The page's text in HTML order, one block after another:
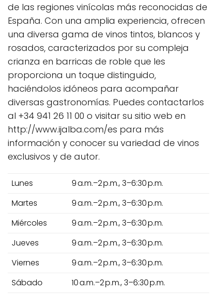
de las regiones vinícolas más reconocidas de
España. Con una amplia experiencia, ofrecen
una diversa gama de vinos tintos, blancos y
rosados, caracterizados por su compleja
crianza en barricas de roble que les
proporciona un toque distinguido,
haciéndolos idóneos para acompañar
diversas gastronomías. Puedes contactarlos
al +34 941 26 11 00 o visitar su sitio web en
http://www.ijalba.com/es para más
información y conocer su variedad de vinos
exclusivos y de autor.
Lunes
9 a.m.–2 p.m., 3–6:30 p.m.
Martes
9 a.m.–2 p.m., 3–6:30 p.m.
Miércoles
9 a.m.–2 p.m., 3–6:30 p.m.
Jueves
9 a.m.–2 p.m., 3–6:30 p.m.
Viernes
9 a.m.–2 p.m., 3–6:30 p.m.
Sábado
10 a.m.–2 p.m., 3–6:30 p.m.